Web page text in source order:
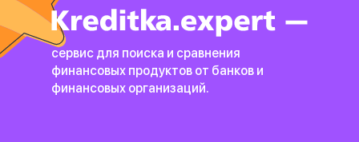
сервис для поиска и сравнения
финансовых продуктов от банков и
финансовых организаций.